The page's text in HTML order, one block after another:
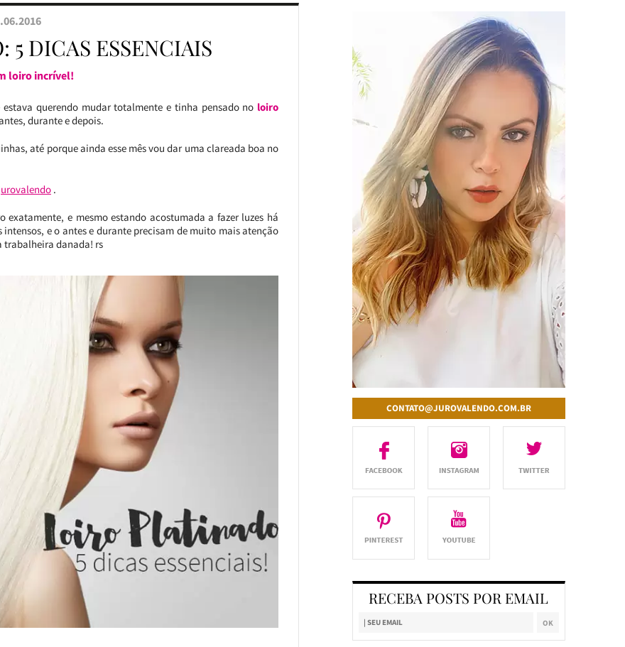
DICAS ESSENCIAIS
loiro incrível!
querendo mudar totalmente e tinha pensado no loiro
durante e depois.
até porque ainda esse mês vou dar uma clareada boa no
.
e mesmo estando acostumada a fazer luzes há
e o antes e durante precisam de muito mais atenção
trabalheira danada! rs
CONTATO@JUROVALENDO.COM.BR
RECEBA POSTS POR EMAIL